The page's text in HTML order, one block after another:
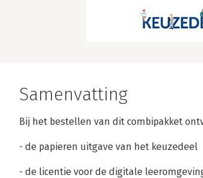
Samenvatting
Bij het bestellen van dit combipakket
- de papieren uitgave van het keuzedeel
- de licentie voor de digitale